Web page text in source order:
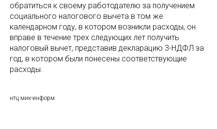
обратиться к своему работодателю за получением
социального налогового вычета в том же
календарном году, в котором возникли расходы, он
вправе в течение трех следующих лет получить
налоговый вычет, представив декларацию 3-НДФЛ за
год, в котором были понесены соответствующие
расходы.
нтц мик-информ